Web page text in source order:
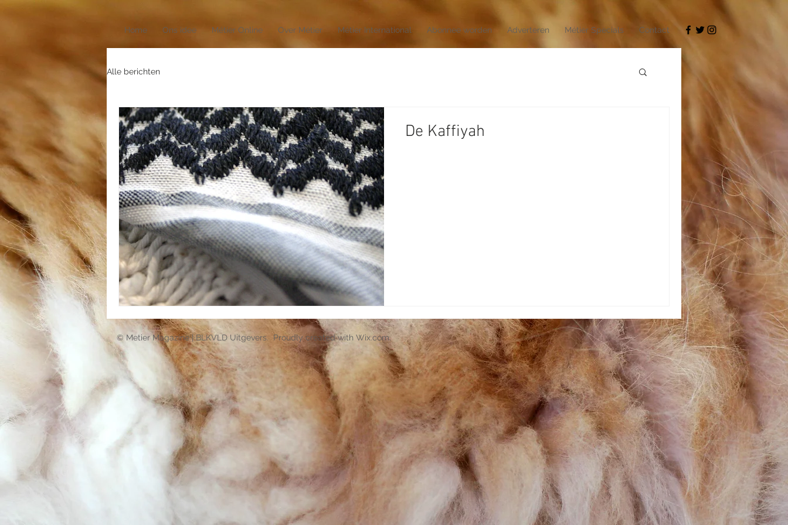
Home Ons idee Métier Online Over Métier Métier International Abonnee worden Adverteren Métier Specials Contact
Alle berichten
De Kaffiyah
© Metier Magazine | BLKVLD Uitgevers. Proudly created with Wix.com.